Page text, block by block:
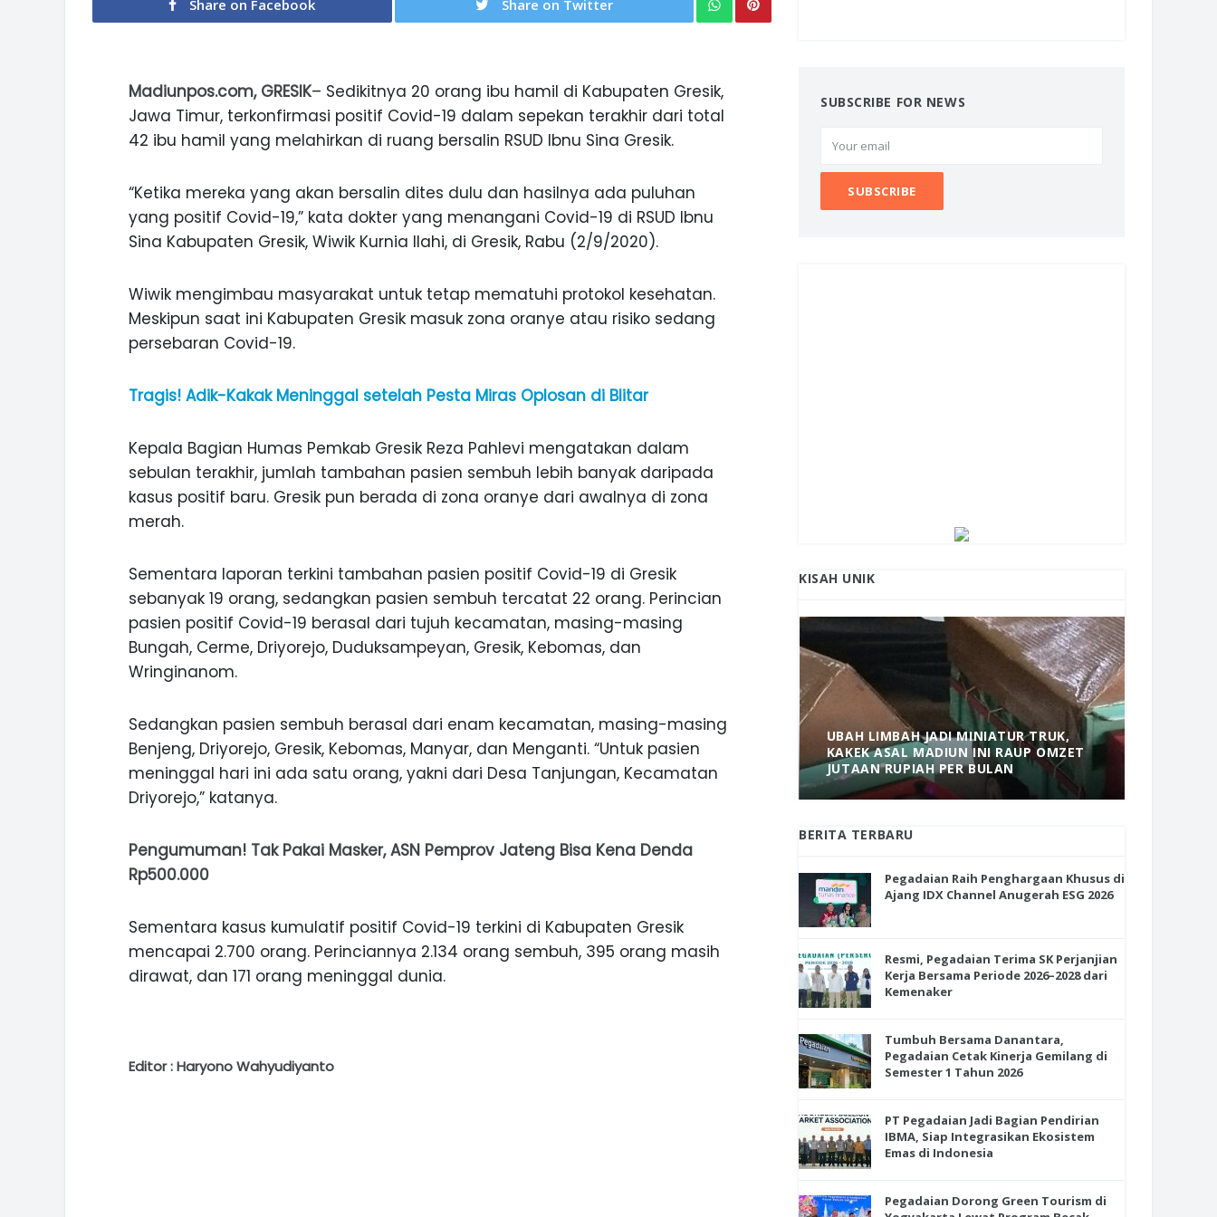
Share on Facebook Share on Twitter
Madiunpos.com, GRESIK– Sedikitnya 20 orang ibu hamil di Kabupaten Gresik,
Jawa Timur, terkonfirmasi positif Covid-19 dalam sepekan terakhir dari total
42 ibu hamil yang melahirkan di ruang bersalin RSUD Ibnu Sina Gresik.
“Ketika mereka yang akan bersalin dites dulu dan hasilnya ada puluhan
yang positif Covid-19,” kata dokter yang menangani Covid-19 di RSUD Ibnu
Sina Kabupaten Gresik, Wiwik Kurnia Ilahi, di Gresik, Rabu (2/9/2020).
Wiwik mengimbau masyarakat untuk tetap mematuhi protokol kesehatan.
Meskipun saat ini Kabupaten Gresik masuk zona oranye atau risiko sedang
persebaran Covid-19.
Tragis! Adik-Kakak Meninggal setelah Pesta Miras Oplosan di Blitar
Kepala Bagian Humas Pemkab Gresik Reza Pahlevi mengatakan dalam
sebulan terakhir, jumlah tambahan pasien sembuh lebih banyak daripada
kasus positif baru. Gresik pun berada di zona oranye dari awalnya di zona
merah.
Sementara laporan terkini tambahan pasien positif Covid-19 di Gresik
sebanyak 19 orang, sedangkan pasien sembuh tercatat 22 orang. Perincian
pasien positif Covid-19 berasal dari tujuh kecamatan, masing-masing
Bungah, Cerme, Driyorejo, Duduksampeyan, Gresik, Kebomas, dan
Wringinanom.
Sedangkan pasien sembuh berasal dari enam kecamatan, masing-masing
Benjeng, Driyorejo, Gresik, Kebomas, Manyar, dan Menganti. “Untuk pasien
meninggal hari ini ada satu orang, yakni dari Desa Tanjungan, Kecamatan
Driyorejo,” katanya.
Pengumuman! Tak Pakai Masker, ASN Pemprov Jateng Bisa Kena Denda
Rp500.000
Sementara kasus kumulatif positif Covid-19 terkini di Kabupaten Gresik
mencapai 2.700 orang. Perinciannya 2.134 orang sembuh, 395 orang masih
dirawat, dan 171 orang meninggal dunia.
Editor : Haryono Wahyudiyanto
SUBSCRIBE FOR NEWS
KISAH UNIK
MANIS, LEGIT, DAN PAHIT, NIKMATNYA
DURIAN SEGULUNG MADIUN
ANAK-ANAK BOJONEGORO DAN
NGANJUK SEKOLAH DI SMPN SARADAN
SEJAK 1996
UBAH LIMBAH JADI MINIATUR TRUK,
KAKEK ASAL MADIUN INI RAUP OMZET
JUTAAN RUPIAH PER BULAN
BERITA TERBARU
Pegadaian Raih Penghargaan Khusus di
Ajang IDX Channel Anugerah ESG 2026
Resmi, Pegadaian Terima SK Perjanjian
Kerja Bersama Periode 2026–2028 dari
Kemenaker
Tumbuh Bersama Danantara,
Pegadaian Cetak Kinerja Gemilang di
Semester 1 Tahun 2026
PT Pegadaian Jadi Bagian Pendirian
IBMA, Siap Integrasikan Ekosistem
Emas di Indonesia
Pegadaian Dorong Green Tourism di